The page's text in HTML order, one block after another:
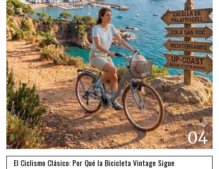
04
El Ciclismo Clásico: Por Qué la Bicicleta Vintage Sigue